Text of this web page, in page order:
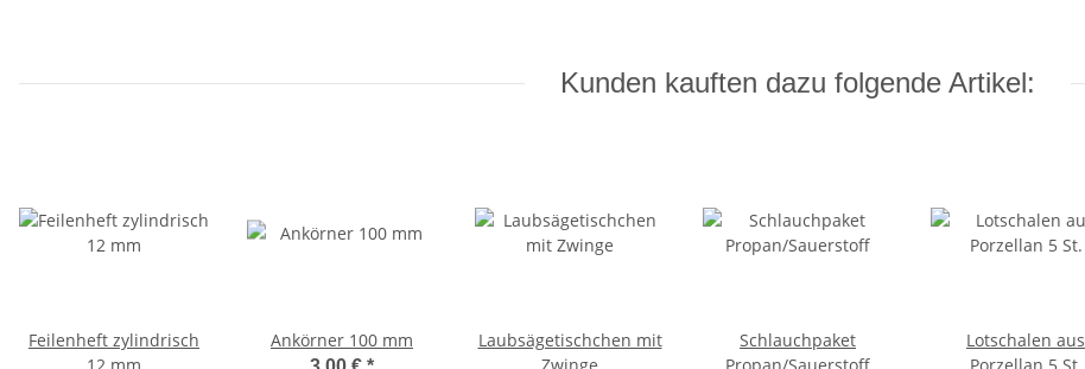
Kunden kauften dazu folgende Artikel:
Feilenheft zylindrisch
Ankörner 100 mm
Laubsägetischchen mit
Schlauchpaket
Lotschalen aus